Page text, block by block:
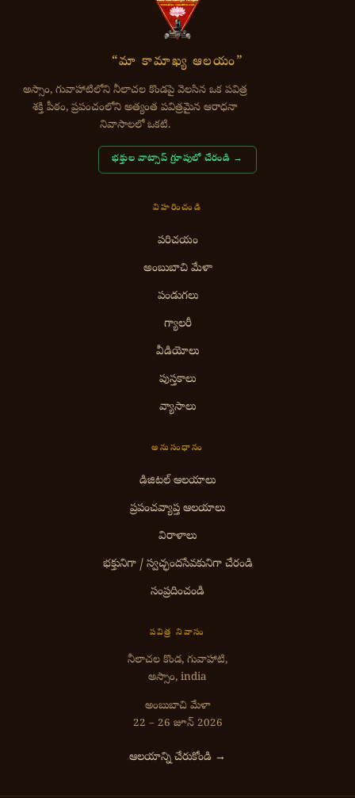
“మా కామాఖ్య ఆలయం”
అస్సాం, గువాహాటిలోని నీలాచల కొండపై వెలసిన ఒక పవిత్ర
శక్తి పీఠం, ప్రపంచంలోని అత్యంత పవిత్రమైన ఆరాధనా
నివాసాలలో ఒకటి.
భక్తుల వాట్సాప్ గ్రూపులో చేరండి →
విహరించండి
పరిచయం
అంబుబాచి మేళా
పండుగలు
గ్యాలరీ
వీడియోలు
పుస్తకాలు
వ్యాసాలు
అనుసంధానం
డిజిటల్ ఆలయాలు
ప్రపంచవ్యాప్త ఆలయాలు
విరాళాలు
భక్తునిగా / స్వచ్ఛందసేవకునిగా చేరండి
సంప్రదించండి
పవిత్ర నివాసం
నీలాచల కొండ, గువాహాటి,
అస్సాం, india
అంబుబాచి మేళా
22 – 26 జూన్ 2026
ఆలయాన్ని చేరుకోండి →